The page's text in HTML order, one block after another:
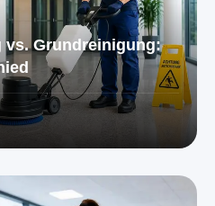
vs. Grundreinigung: